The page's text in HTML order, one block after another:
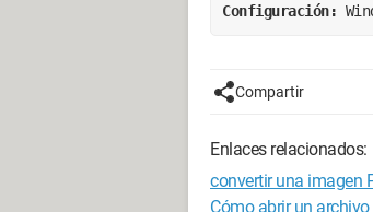
Configuración:
Compartir
Enlaces relacionados:
convertir una imagen
Cómo abrir un archivo